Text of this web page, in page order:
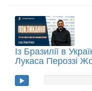
Із Бразилії в
Лукаса Пероззі